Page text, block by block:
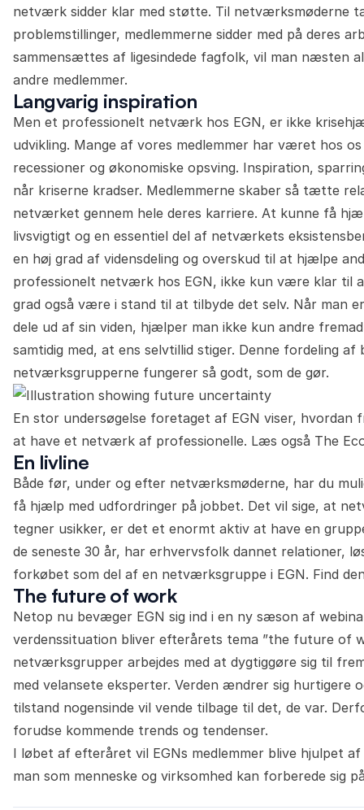
netværk sidder klar med støtte. Til netværksmøderne
problemstillinger, medlemmerne sidder med på deres
sammensættes af ligesindede fagfolk, vil man næsten
andre medlemmer.
Langvarig inspiration
Men et professionelt netværk hos EGN, er ikke
udvikling. Mange af vores medlemmer har været hos
recessioner og økonomiske opsving. Inspiration,
når kriserne kradser. Medlemmerne skaber så tætte
netværket gennem hele deres karriere. At kunne få
livsvigtigt og en essentiel del af netværkets
en høj grad af vidensdeling og overskud til at hjælpe
professionelt netværk hos EGN, ikke kun være klar til
grad også være i stand til at tilbyde det selv. Når man
dele ud af sin viden, hjælper man ikke kun andre
samtidig med, at ens selvtillid stiger. Denne fordeling
netværksgrupperne fungerer så godt, som de gør.
En stor undersøgelse foretaget af EGN viser, hvordan
at have et netværk af professionelle. Læs også The
En livline
Både før, under og efter netværksmøderne, har du
få hjælp med udfordringer på jobbet. Det vil sige, at
tegner usikker, er det et enormt aktiv at have en
de seneste 30 år, har erhvervsfolk dannet relationer,
forkøbet som del af en netværksgruppe i EGN. Find
The future of work
Netop nu bevæger EGN sig ind i en ny sæson af
verdenssituation bliver efterårets tema ”the future of
netværksgrupper arbejdes med at dygtiggøre sig til
med velansete eksperter. Verden ændrer sig hurtigere
tilstand nogensinde vil vende tilbage til det, de var.
forudse kommende trends og tendenser.
I løbet af efteråret vil EGNs medlemmer blive hjulpet
man som menneske og virksomhed kan forberede sig